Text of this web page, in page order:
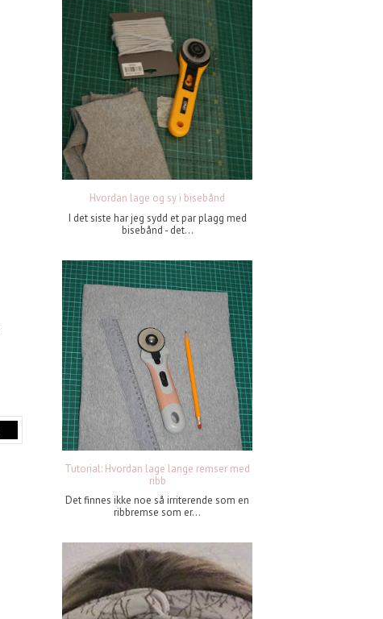
Hvordan lage og sy i bisebånd
I det siste har jeg sydd et par plagg med
bisebånd - det...
Tutorial: Hvordan lage lange remser med
ribb
Det finnes ikke noe så irriterende som en
ribbremse som er...